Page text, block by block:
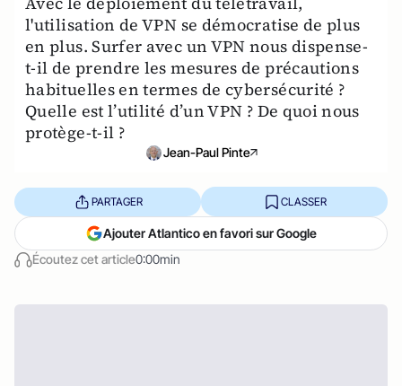
l'utilisation de VPN se démocratise de plus
en plus. Surfer avec un VPN nous dispense-
t-il de prendre les mesures de précautions
habituelles en termes de cybersécurité ?
Quelle est l’utilité d’un VPN ? De quoi nous
protège-t-il ?
Jean-Paul Pinte
Écoutez cet article0:00min
PARTAGER CLASSER
Ajouter Atlantico en favori sur Google